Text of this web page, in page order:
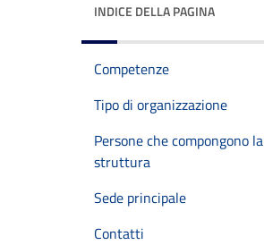
INDICE DELLA PAGINA
Competenze
Tipo di organizzazione
Persone che compongono la
struttura
Sede principale
Contatti